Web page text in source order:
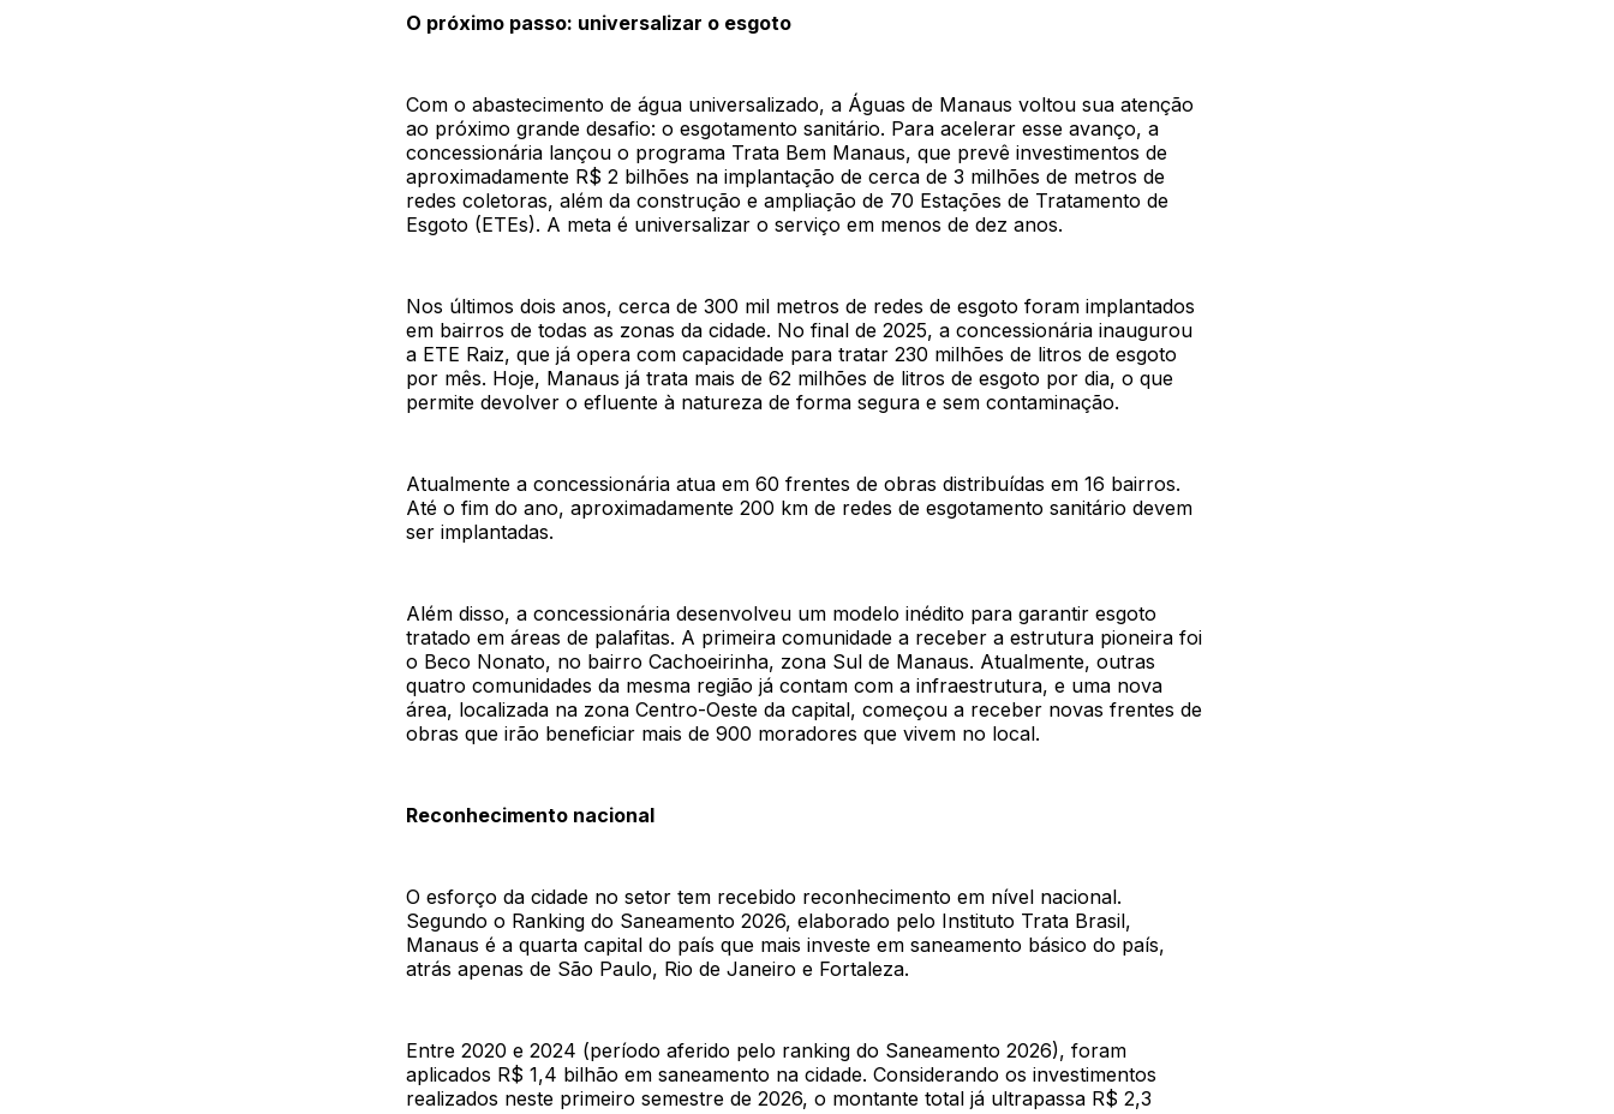
O próximo passo: universalizar o esgoto
Com o abastecimento de água universalizado, a Águas de Manaus voltou sua atenção
ao próximo grande desafio: o esgotamento sanitário. Para acelerar esse avanço, a
concessionária lançou o programa Trata Bem Manaus, que prevê investimentos de
aproximadamente R$ 2 bilhões na implantação de cerca de 3 milhões de metros de
redes coletoras, além da construção e ampliação de 70 Estações de Tratamento de
Esgoto (ETEs). A meta é universalizar o serviço em menos de dez anos.
Nos últimos dois anos, cerca de 300 mil metros de redes de esgoto foram implantados
em bairros de todas as zonas da cidade. No final de 2025, a concessionária inaugurou
a ETE Raiz, que já opera com capacidade para tratar 230 milhões de litros de esgoto
por mês. Hoje, Manaus já trata mais de 62 milhões de litros de esgoto por dia, o que
permite devolver o efluente à natureza de forma segura e sem contaminação.
Atualmente a concessionária atua em 60 frentes de obras distribuídas em 16 bairros.
Até o fim do ano, aproximadamente 200 km de redes de esgotamento sanitário devem
ser implantadas.
Além disso, a concessionária desenvolveu um modelo inédito para garantir esgoto
tratado em áreas de palafitas. A primeira comunidade a receber a estrutura pioneira foi
o Beco Nonato, no bairro Cachoeirinha, zona Sul de Manaus. Atualmente, outras
quatro comunidades da mesma região já contam com a infraestrutura, e uma nova
área, localizada na zona Centro-Oeste da capital, começou a receber novas frentes de
obras que irão beneficiar mais de 900 moradores que vivem no local.
Reconhecimento nacional
O esforço da cidade no setor tem recebido reconhecimento em nível nacional.
Segundo o Ranking do Saneamento 2026, elaborado pelo Instituto Trata Brasil,
Manaus é a quarta capital do país que mais investe em saneamento básico do país,
atrás apenas de São Paulo, Rio de Janeiro e Fortaleza.
Entre 2020 e 2024 (período aferido pelo ranking do Saneamento 2026), foram
aplicados R$ 1,4 bilhão em saneamento na cidade. Considerando os investimentos
realizados neste primeiro semestre de 2026, o montante total já ultrapassa R$ 2,3